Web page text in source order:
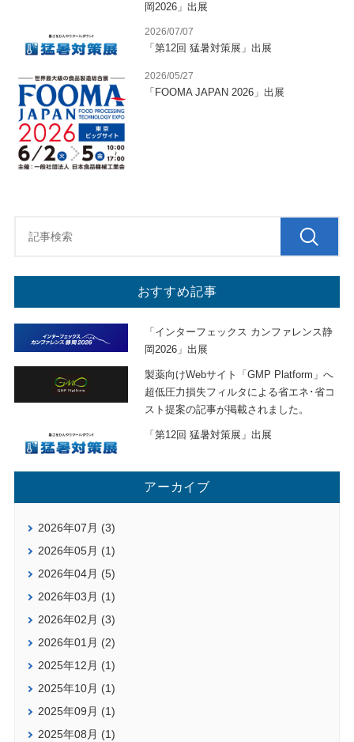
岡2026」出展
2026/07/07
「第12回 猛暑対策展」出展
2026/05/27
「FOOMA JAPAN 2026」出展
おすすめ記事
「インターフェックス カンファレンス静
岡2026」出展
製薬向けWebサイト「GMP Platform」へ
超低圧力損失フィルタによる省エネ･省コ
スト提案の記事が掲載されました。
「第12回 猛暑対策展」出展
アーカイブ
2026年07月 (3)
2026年05月 (1)
2026年04月 (5)
2026年03月 (1)
2026年02月 (3)
2026年01月 (2)
2025年12月 (1)
2025年10月 (1)
2025年09月 (1)
2025年08月 (1)